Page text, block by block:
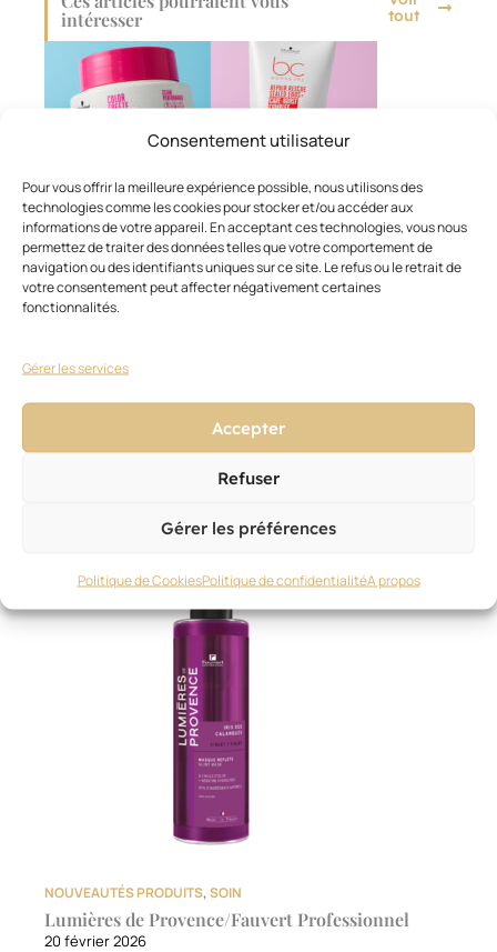
Consentement utilisateur
Pour vous offrir la meilleure expérience possible, nous utilisons des
technologies comme les cookies pour stocker et/ou accéder aux
informations de votre appareil. En acceptant ces technologies, vous nous
permettez de traiter des données telles que votre comportement de
navigation ou des identifiants uniques sur ce site. Le refus ou le retrait de
votre consentement peut affecter négativement certaines
fonctionnalités.
Gérer les services
Accepter
Refuser
Gérer les préférences
Politique de CookiesPolitique de confidentialitéA propos
intéresser
tout
BC Bonacure/Schwarzkopf Professional
NOUVEAUTÉS PRODUITS,SOIN
Lumières de Provence/Fauvert Professionnel
20 février 2026